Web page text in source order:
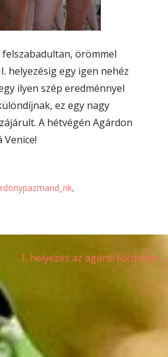
örömmel
helyezésig egy igen nehéz
ilyen szép eredménnyel
ez egy nagy
A hétvégén Agárdon
,
1. helyezés az agárdi fordulón →